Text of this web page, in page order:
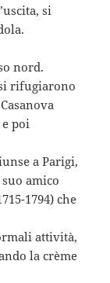
si
nord.
rifugiarono
poi
a Parigi,
amico
1794) che
attività,
la crème